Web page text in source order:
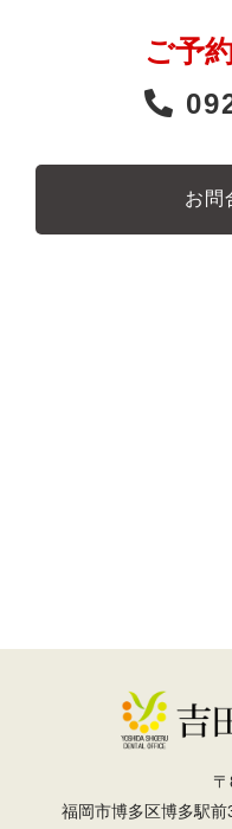
ご予
お問
福岡市博多区博多駅